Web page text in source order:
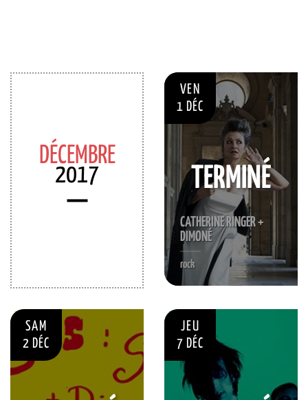
DÉCEMBRE
2017
VEN
1 DÉC
CATHERINE RINGER +
DIMONÉ
rock
TERMINÉ
SAM
2 DÉC
JEU
7 DÉC